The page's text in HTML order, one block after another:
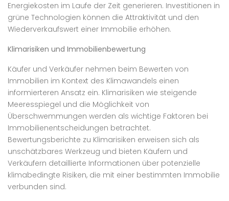
Energiekosten im Laufe der Zeit generieren. Investitionen in
grüne Technologien können die Attraktivität und den
Wiederverkaufswert einer Immobilie erhöhen.
Klimarisiken und Immobilienbewertung
Käufer und Verkäufer nehmen beim Bewerten von
Immobilien im Kontext des Klimawandels einen
informierteren Ansatz ein. Klimarisiken wie steigende
Meeresspiegel und die Möglichkeit von
Überschwemmungen werden als wichtige Faktoren bei
Immobilienentscheidungen betrachtet.
Bewertungsberichte zu Klimarisiken erweisen sich als
unschätzbares Werkzeug und bieten Käufern und
Verkäufern detaillierte Informationen über potenzielle
klimabedingte Risiken, die mit einer bestimmten Immobilie
verbunden sind.